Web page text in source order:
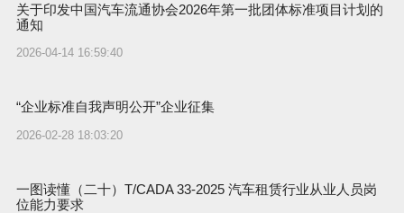
关于印发中国汽车流通协会2026年第一批团体标准项目计划的
通知
2026-04-14 16:59:40
“企业标准自我声明公开”企业征集
2026-02-28 18:03:20
一图读懂（二十）T/CADA 33-2025 汽车租赁行业从业人员岗
位能力要求